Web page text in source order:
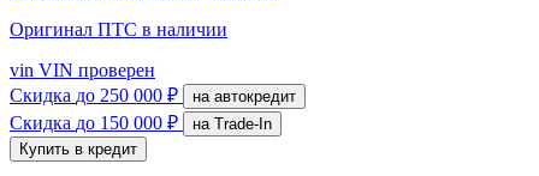
Оригинал ПТС в наличии
vin VIN проверен
Скидка до 250 000 ₽ на автокредит
Скидка до 150 000 ₽
на Trade-In
Купить в кредит